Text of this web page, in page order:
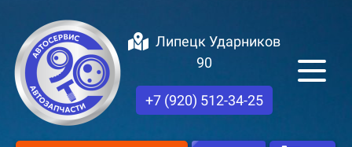
Липецк Ударников
90
+7 (920) 512-34-25